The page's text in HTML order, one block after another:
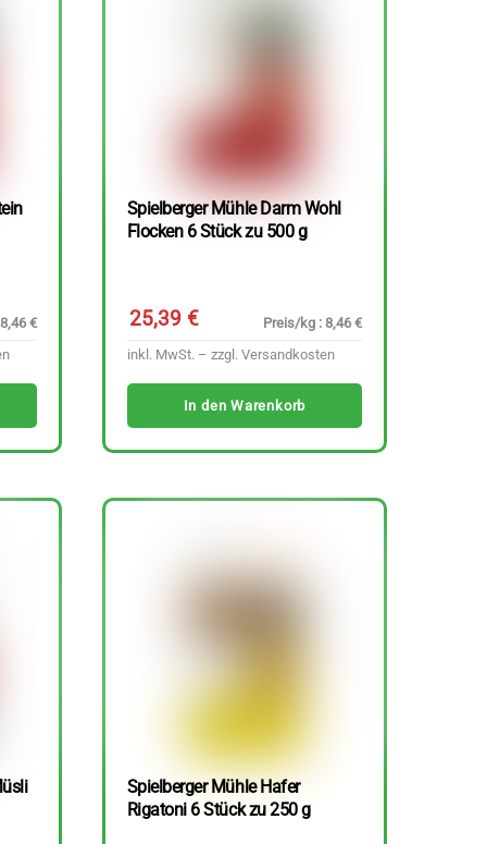
€
Spielberger Mühle Darm Wohl
Flocken 6 Stück zu 500 g
25,39€
Preis/kg : 8,46 €
inkl. MwSt. – zzgl. Versandkosten
In den Warenkorb
Spielberger Mühle Hafer
Rigatoni 6 Stück zu 250 g